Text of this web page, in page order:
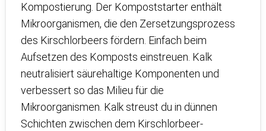
Kompostierung. Der Kompoststarter enthält
Mikroorganismen, die den Zersetzungsprozess
des Kirschlorbeers fördern. Einfach beim
Aufsetzen des Komposts einstreuen. Kalk
neutralisiert säurehaltige Komponenten und
verbessert so das Milieu für die
Mikroorganismen. Kalk streust du in dünnen
Schichten zwischen dem Kirschlorbeer-